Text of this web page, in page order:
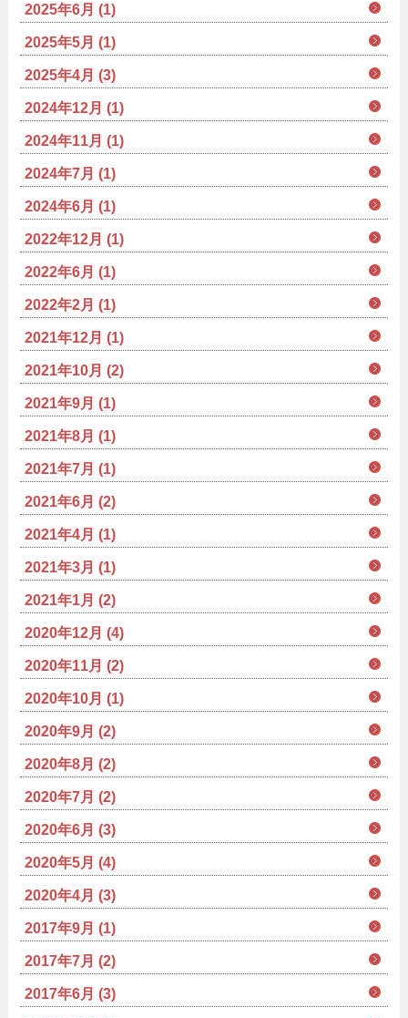
2025年6月 (1)
2025年5月 (1)
2025年4月 (3)
2024年12月 (1)
2024年11月 (1)
2024年7月 (1)
2024年6月 (1)
2022年12月 (1)
2022年6月 (1)
2022年2月 (1)
2021年12月 (1)
2021年10月 (2)
2021年9月 (1)
2021年8月 (1)
2021年7月 (1)
2021年6月 (2)
2021年4月 (1)
2021年3月 (1)
2021年1月 (2)
2020年12月 (4)
2020年11月 (2)
2020年10月 (1)
2020年9月 (2)
2020年8月 (2)
2020年7月 (2)
2020年6月 (3)
2020年5月 (4)
2020年4月 (3)
2017年9月 (1)
2017年7月 (2)
2017年6月 (3)